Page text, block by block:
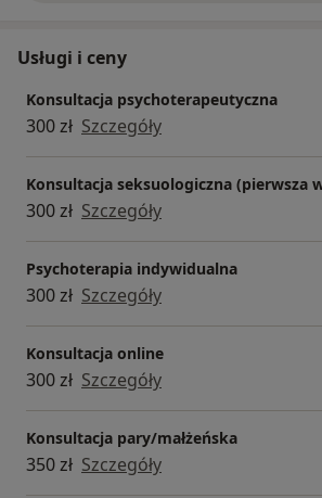
Usługi i ceny
Konsultacja psychoterapeutyczna
300 zł Szczegóły
Konsultacja seksuologiczna (pierwsza
300 zł Szczegóły
Psychoterapia indywidualna
300 zł Szczegóły
Konsultacja online
300 zł Szczegóły
Konsultacja pary/małżeńska
350 zł Szczegóły